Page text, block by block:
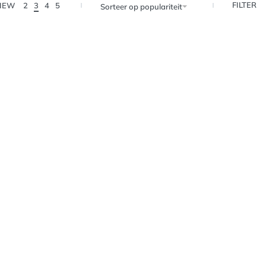
2 3 4 5 Sorteer op populariteit FILTER